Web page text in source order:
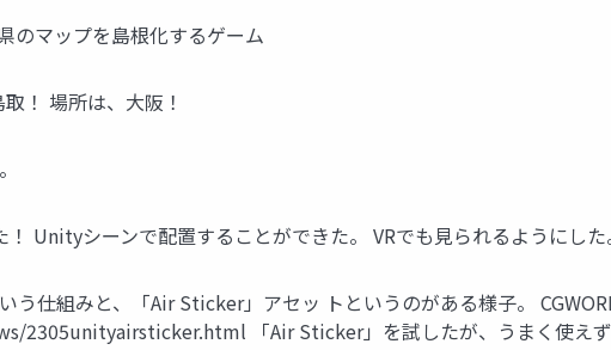
のマップを島根化するゲーム
！ 場所は、大阪！
！ Unityシーンで配置することができた。 VRでも見られるようにし
う仕組みと、「Air Sticker」アセッ トというのがある様子。
2305unityairsticker.html 「Air Sticker」を試したが、うまく使えず